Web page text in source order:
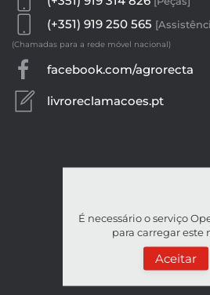
(+351) 919 250 565
(Chamadas para a rede móvel nacional)
facebook.com/agrorecta
livroreclamacoes.pt
É necessário o serviço
para carregar este
Aceitar